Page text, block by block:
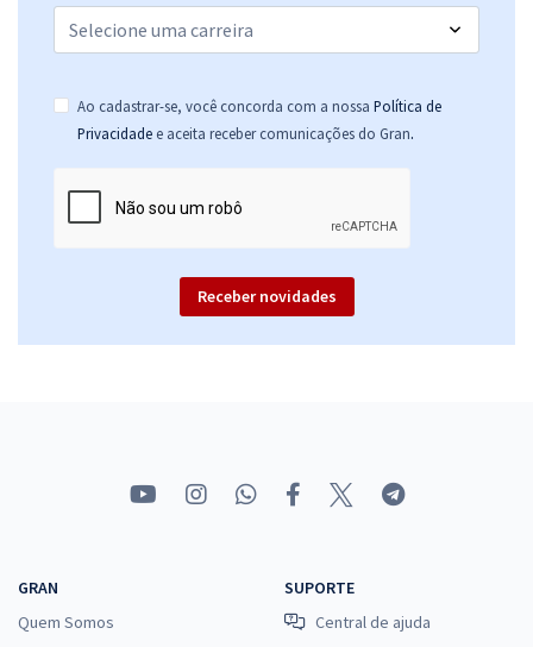
Ao cadastrar-se, você concorda com a nossa Política de
Privacidade e aceita receber comunicações do Gran.
Receber novidades
GRAN
Quem Somos
SUPORTE
Central de ajuda